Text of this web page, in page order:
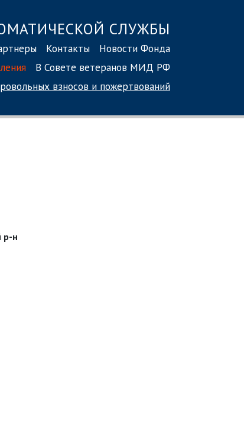
СЛУЖБЫ
Контакты
Новости Фонда
В Совете ветеранов МИД РФ
взносов и пожертвований
р-н